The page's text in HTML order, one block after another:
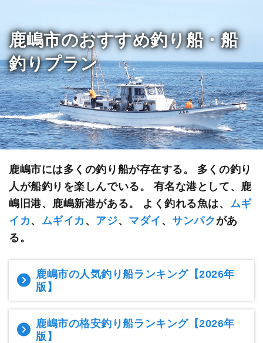
鹿嶋市のおすすめ釣り船・船
釣りプラン
鹿嶋市には多くの釣り船が存在する。 多くの釣り
人が船釣りを楽しんでいる。 有名な港として、鹿
嶋旧港、鹿嶋新港がある。 よく釣れる魚は、 ムギ
イカ、 ムギイカ 、 アジ、 マダイ 、サンパク があ
る。
鹿嶋市の人気釣り船ランキング【2026年
版】
鹿嶋市の格安釣り船ランキング【2026年
版】